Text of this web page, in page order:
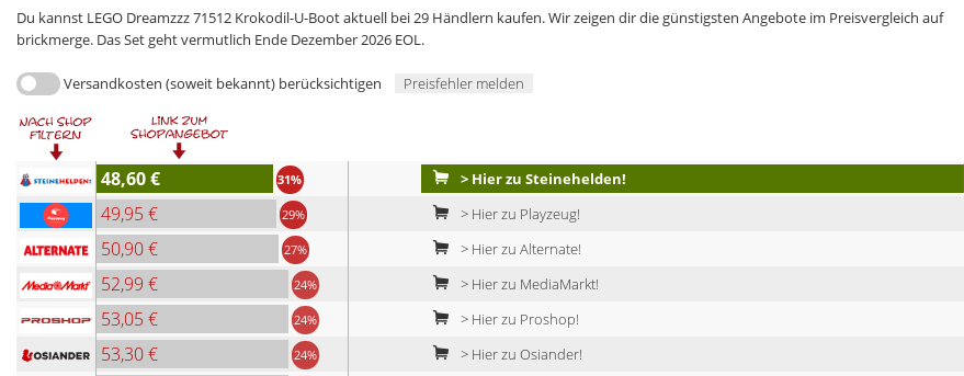
Du kannst LEGO Dreamzzz 71512 Krokodil-U-Boot aktuell bei 29 Händlern kaufen. Wir zeigen dir die günstigsten Angebote im Preisvergleich auf
brickmerge. Das Set geht vermutlich Ende Dezember 2026 EOL.
Versandkosten (soweit bekannt) berücksichtigen Preisfehler melden
48,60 € 31% > Hier zu Steinehelden!
49,95 € 29% > Hier zu Playzeug!
50,90 € 27% > Hier zu Alternate!
52,99 € 24% > Hier zu MediaMarkt!
53,05 € 24% > Hier zu Proshop!
53,30 € 24% > Hier zu Osiander!